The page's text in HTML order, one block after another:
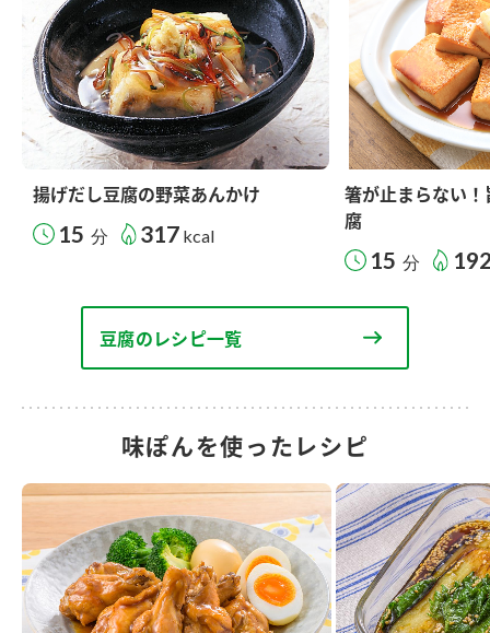
揚げだし豆腐の野菜あんかけ
15 分 317 kcal
箸が止まらない
腐
15 分
豆腐のレシピ一覧
味ぽんを使ったレシピ